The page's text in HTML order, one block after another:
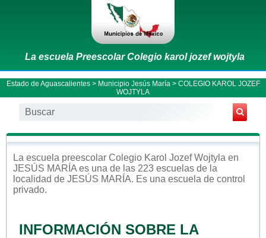
La escuela Preescolar Colegio karol jozef wojtyla
Estado de Aguascalientes> Municipio Jesús María > COLEGIO KAROL JOZEF
WOJTYLA
La escuela preescolar Colegio Karol Jozef Wojtyla en
JESÚS MARÍA es una de las 223 escuelas de la
localidad de JESÚS MARÍA. Es una escuela de control
privado.
INFORMACIÓN SOBRE LA